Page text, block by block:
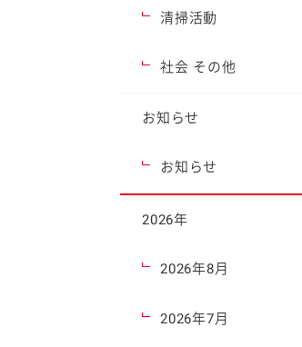
清掃活動
社会 その他
お知らせ
お知らせ
2026年
2026年8月
2026年7月